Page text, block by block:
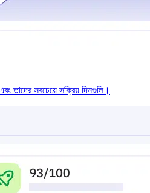
তাদের সবচেয়ে সক্রিয় দিনগুলি।